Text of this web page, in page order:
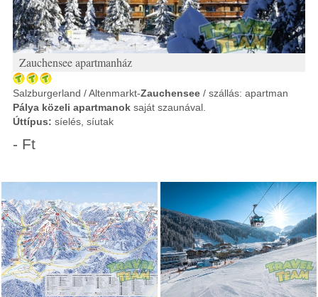
Zauchensee apartmanház
Salzburgerland / Altenmarkt-Zauchensee / szállás: apartman
Pálya közeli apartmanok saját szaunával.
Úttípus: síelés, síutak
- Ft